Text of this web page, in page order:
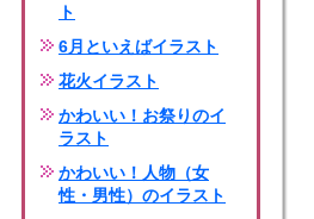
ト
6月といえばイラスト
花火イラスト
かわいい！お祭りのイ
ラスト
かわいい！人物（女
性・男性）のイラスト